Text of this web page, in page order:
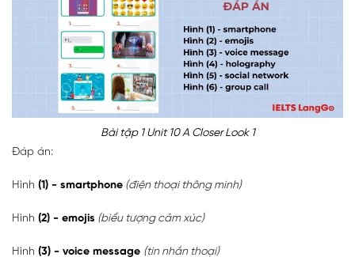
Bài tập 1 Unit 10 A Closer Look 1
Đáp án:
Hình (1) - smartphone (điện thoại thông minh)
Hình (2) - emojis (biểu tượng cảm xúc)
Hình (3) - voice message (tin nhắn thoại)